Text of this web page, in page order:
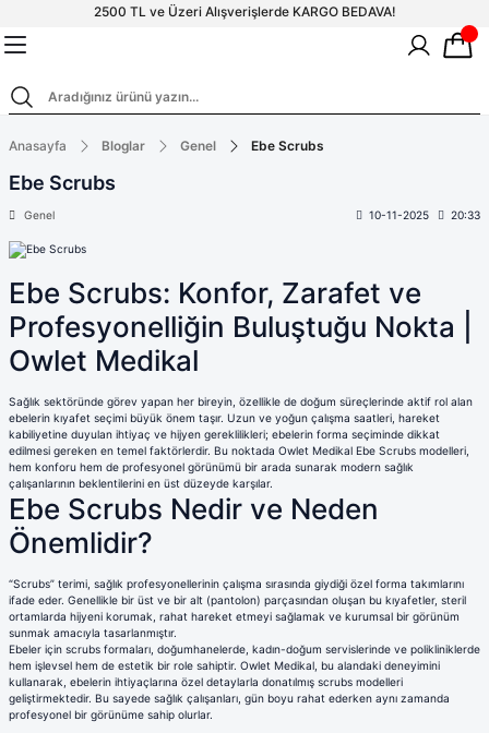
2500 TL ve Üzeri Alışverişlerde KARGO BEDAVA!
Scrubs Takım
Scrubs
V Yaka
scrubs
Jogger Scrubs
Likralı
Scrubs
Tesettür Üst
Desenli Üst
Likralı V
Scrubs Pantolon
Klasik Dar
Ameliyathane Ceketi
V Yaka Scrubs Forma
Polo Yaka Fermuarlı
Scrubs
Likralı Jogger
Forma Üstler
Likralı kombin Scrubs
Likralı Scrubs Alt
Sağlık Bakanlığı Yeni
Forma Renkleri
Terikoton Erkek
Forma
Tesettür Takımlar
Terikoton Scrubs
V Yaka
Tesettür
Uzun Kollu Body
Terikoton Forma Alt
Standart Bone
Desenli
Boneler
Boneler
Çan Paça
Cerrahi Boneler
Likralı Çan Paça
Pantolon
Sağlık Bakanlığı Yeni
Anasayfa Bloglar Genel Ebe Scrubs
Ebe Scrubs
Genel 10-11-2025 20:33
Ebe Scrubs: Konfor, Zarafet ve
Profesyonelliğin Buluştuğu Nokta |
Owlet Medikal
Sağlık sektöründe görev yapan her bireyin, özellikle de doğum süreçlerinde aktif rol alan
ebelerin kıyafet seçimi büyük önem taşır. Uzun ve yoğun çalışma saatleri, hareket
kabiliyetine duyulan ihtiyaç ve hijyen gereklilikleri; ebelerin forma seçiminde dikkat
edilmesi gereken en temel faktörlerdir. Bu noktada Owlet Medikal Ebe Scrubs modelleri,
hem konforu hem de profesyonel görünümü bir arada sunarak modern sağlık
çalışanlarının beklentilerini en üst düzeyde karşılar.
Ebe Scrubs Nedir ve Neden
Önemlidir?
“Scrubs” terimi, sağlık profesyonellerinin çalışma sırasında giydiği özel forma takımlarını
ifade eder. Genellikle bir üst ve bir alt (pantolon) parçasından oluşan bu kıyafetler, steril
ortamlarda hijyeni korumak, rahat hareket etmeyi sağlamak ve kurumsal bir görünüm
sunmak amacıyla tasarlanmıştır.
Ebeler için scrubs formaları, doğumhanelerde, kadın-doğum servislerinde ve polikliniklerde
hem işlevsel hem de estetik bir role sahiptir. Owlet Medikal, bu alandaki deneyimini
kullanarak, ebelerin ihtiyaçlarına özel detaylarla donatılmış scrubs modelleri
geliştirmektedir. Bu sayede sağlık çalışanları, gün boyu rahat ederken aynı zamanda
profesyonel bir görünüme sahip olurlar.